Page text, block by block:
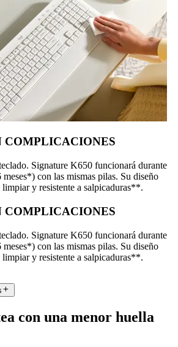
Signature K650 funcionará durante
con las mismas pilas. Su diseño
y resistente a salpicaduras**.
Signature K650 funcionará durante
con las mismas pilas. Su diseño
y resistente a salpicaduras**.
con una menor huella